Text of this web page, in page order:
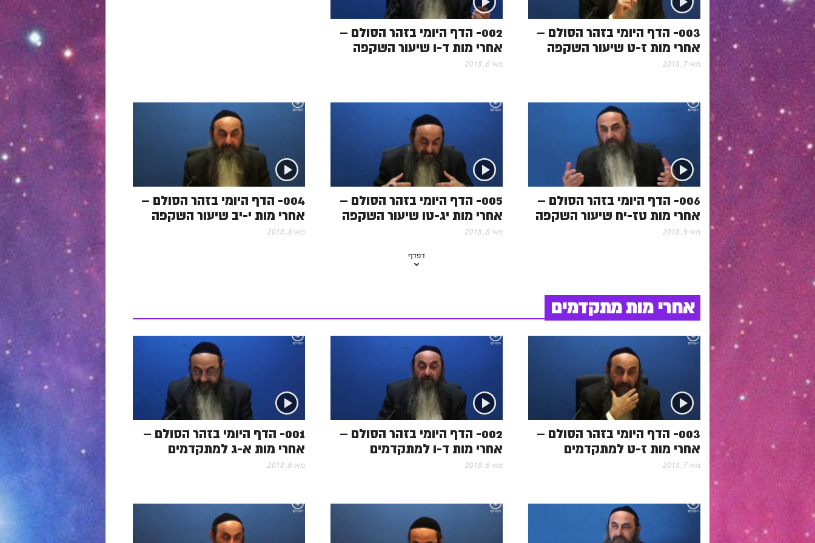
002- הדף היומי בזהר הסולם –
אחרי מות ד-ו שיעור השקפה
מאי 6, 2018
003- הדף היומי בזהר הסולם –
אחרי מות ז-ט שיעור השקפה
מאי 7, 2018
004- הדף היומי בזהר הסולם –
אחרי מות י-יב שיעור השקפה
מאי 8, 2018
005- הדף היומי בזהר הסולם –
אחרי מות יג-טו שיעור השקפה
מאי 8, 2018
006- הדף היומי בזהר הסולם –
אחרי מות טז-יח שיעור השקפה
מאי 9, 2018
דפדף
אחרי מות מתקדמים
001- הדף היומי בזהר הסולם –
אחרי מות א-ג למתקדמים
מאי 6, 2018
002- הדף היומי בזהר הסולם –
אחרי מות ד-ו למתקדמים
מאי 6, 2018
003- הדף היומי בזהר הסולם –
אחרי מות ז-ט למתקדמים
מאי 7, 2018